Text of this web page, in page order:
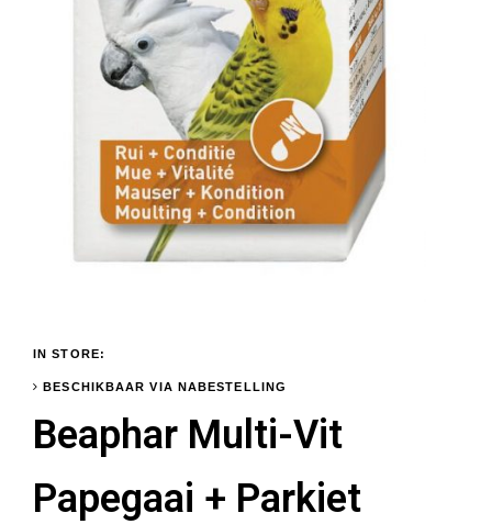
IN STORE:
BESCHIKBAAR VIA NABESTELLING
Beaphar Multi-Vit
Papegaai + Parkiet